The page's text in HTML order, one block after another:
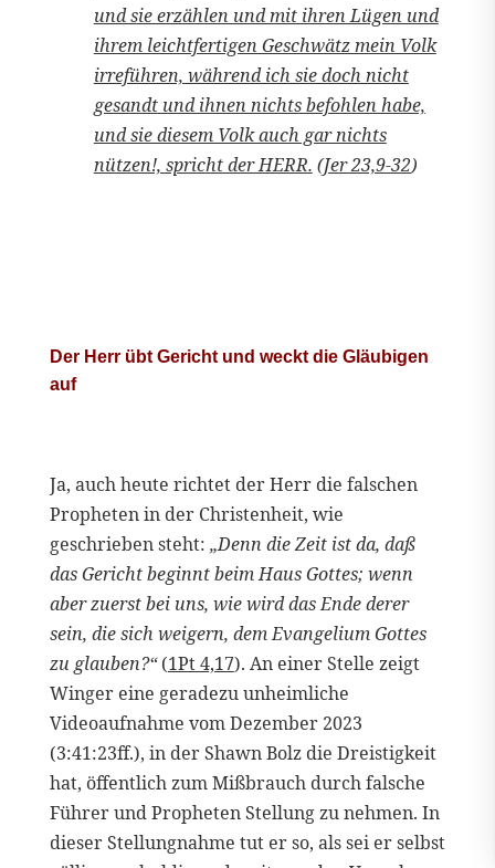
und sie erzählen und mit ihren Lügen und
ihrem leichtfertigen Geschwätz mein Volk
irreführen, während ich sie doch nicht
gesandt und ihnen nichts befohlen habe,
und sie diesem Volk auch gar nichts
nützen!, spricht der HERR. (Jer 23,9-32)
Der Herr übt Gericht und weckt die Gläubigen
auf
Ja, auch heute richtet der Herr die falschen
Propheten in der Christenheit, wie
geschrieben steht: „Denn die Zeit ist da, daß
das Gericht beginnt beim Haus Gottes; wenn
aber zuerst bei uns, wie wird das Ende derer
sein, die sich weigern, dem Evangelium Gottes
zu glauben?“(1Pt 4,17). An einer Stelle zeigt
Winger eine geradezu unheimliche
Videoaufnahme vom Dezember 2023
(3:41:23ff.), in der Shawn Bolz die Dreistigkeit
hat, öffentlich zum Mißbrauch durch falsche
Führer und Propheten Stellung zu nehmen. In
dieser Stellungnahme tut er so, als sei er selbst